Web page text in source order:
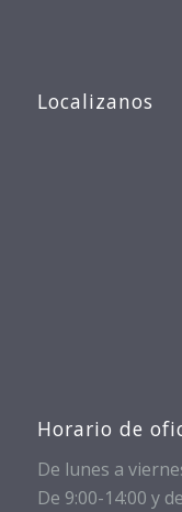
Localizanos
Horario de
De lunes a
De 9:00-14:00 y